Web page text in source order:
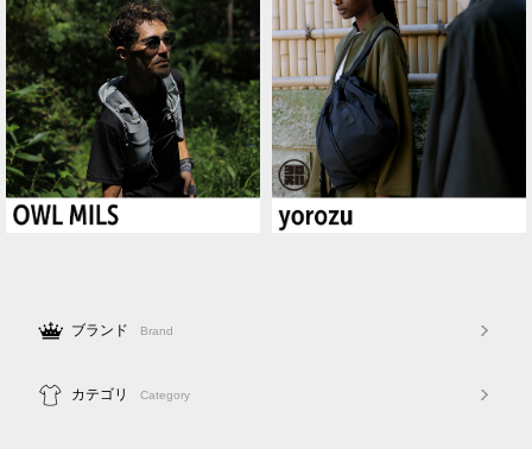
ブランド Brand
カテゴリ Category